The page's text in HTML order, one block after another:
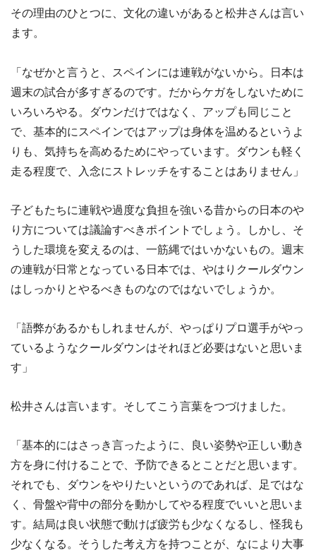
その理由のひとつに、文化の違いがあると松井さんは言い
ます。
「なぜかと言うと、スペインには連戦がないから。日本は
週末の試合が多すぎるのです。だからケガをしないために
いろいろやる。ダウンだけではなく、アップも同じこと
で、基本的にスペインではアップは身体を温めるというよ
りも、気持ちを高めるためにやっています。ダウンも軽く
走る程度で、入念にストレッチをすることはありません」
子どもたちに連戦や過度な負担を強いる昔からの日本のや
り方については議論すべきポイントでしょう。しかし、そ
うした環境を変えるのは、一筋縄ではいかないもの。週末
の連戦が日常となっている日本では、やはりクールダウン
はしっかりとやるべきものなのではないでしょうか。
「語弊があるかもしれませんが、やっぱりプロ選手がやっ
ているようなクールダウンはそれほど必要はないと思いま
す」
松井さんは言います。そしてこう言葉をつづけました。
「基本的にはさっき言ったように、良い姿勢や正しい動き
方を身に付けることで、予防できるとことだと思います。
それでも、ダウンをやりたいというのであれば、足ではな
く、骨盤や背中の部分を動かしてやる程度でいいと思いま
す。結局は良い状態で動けば疲労も少なくなるし、怪我も
少なくなる。そうした考え方を持つことが、なにより大事